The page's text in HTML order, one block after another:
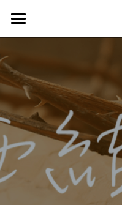
首頁
歷史簡介
教會核心價值
使命異象
同工團隊
Harvest Vancouver
簡介
使命異象
Harvest 聚會信息
團契生活
台語團契
禱告會
媒體專區
生活事神的話
宣教事工